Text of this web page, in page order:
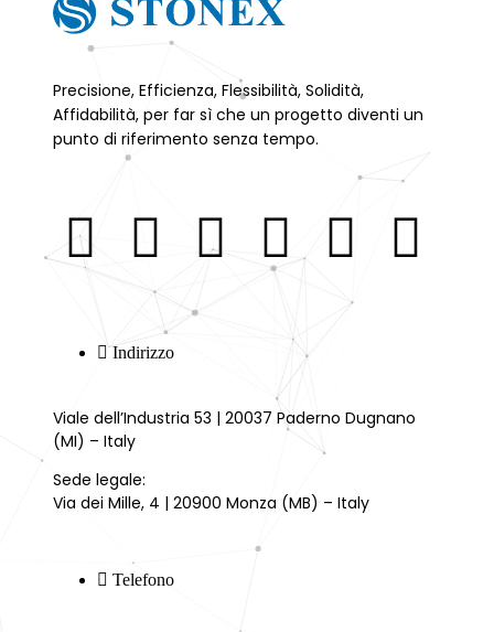
Precisione, Efficienza, Flessibilità, Solidità,
Affidabilità, per far sì che un progetto diventi un
punto di riferimento senza tempo.
Indirizzo
Viale dell’Industria 53 | 20037 Paderno Dugnano
(MI) – Italy
Sede legale:
Via dei Mille, 4 | 20900 Monza (MB) – Italy
Telefono